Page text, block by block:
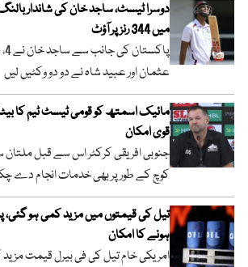
دوسرا ٹیسٹ، ساجد خان کی شاندار
میں 344 رنز پر آؤٹ
عثمان اور عبید شاہ نے دو دو وکٹیں لیں
مائیک اسمتھ کو قومی ٹیسٹ ٹیم کا
قوی امکان
جنوبی افریقی کرکٹر اس سے قبل
کوچ کے طور پر بھی خدمات انجام دے
تیل کی قیمتوں میں مزید کمی ہو گئی،
ہونے کا امکان